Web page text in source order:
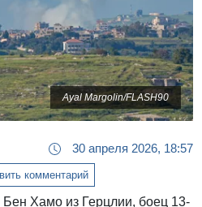
Ayal Margolin/FLASH90
30 апреля 2026, 18:57
комментарий
Хамо из Герцлии, боец 13-